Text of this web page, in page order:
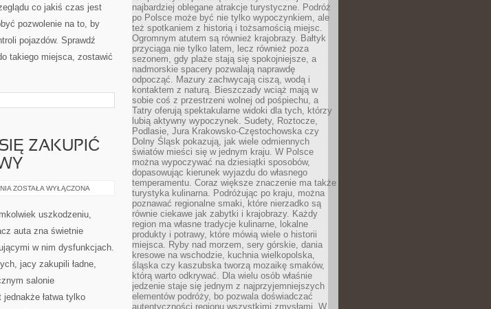
co jakiś czas jest
pozwolenie na to, by
pojazdów. Sprawdź
takiego miejsca, zostawić
ZAKUPIĆ
PEWNYM
W
JAKICH
SIĘ
AUTO
SALON
SAMOCHODOWY
ZOSTAŁA WYŁĄCZONA
uszkodzeniu,
auta zna świetnie
w nim dysfunkcjach.
jacy zakupili ładne,
salonie
łatwa tylko
najbardziej oblegane atrakcje turystyczne. Podróż
po Polsce może być nie tylko wypoczynkiem, ale
też spotkaniem z historią i tożsamością miejsc.
Ogromnym atutem są również krajobrazy. Bałtyk
przyciąga nie tylko latem, lecz również poza
sezonem, gdy plaże stają się spokojniejsze, a
nadmorskie spacery pozwalają naprawdę
odpocząć. Mazury zachwycają ciszą, wodą i
kontaktem z naturą. Bieszczady wciąż mają w
sobie coś z przestrzeni wolnej od pośpiechu, a
Tatry oferują spektakularne widoki dla tych, którzy
lubią aktywny wypoczynek. Sudety, Roztocze,
Podlasie, Jura Krakowsko-Częstochowska czy
Dolny Śląsk pokazują, jak wiele odmiennych
światów mieści się w jednym kraju. W Polsce
można wypoczywać na dziesiątki sposobów,
dopasowując kierunek wyjazdu do własnego
temperamentu. Coraz większe znaczenie ma także
turystyka kulinarna. Podróżując po kraju, można
poznawać regionalne smaki, które nierzadko są
równie ciekawe jak zabytki i krajobrazy. Każdy
region ma własne tradycje kulinarne, lokalne
produkty i potrawy, które mówią wiele o historii
miejsca. Ryby nad morzem, sery górskie, dania
kresowe na wschodzie, kuchnia wielkopolska,
śląska czy kaszubska tworzą mozaikę smaków,
którą warto odkrywać. Dla wielu osób właśnie
jedzenie staje się jednym z najprzyjemniejszych
elementów podróży, bo pozwala doświadczać
autentyczności regionu wszystkimi zmysłami. W